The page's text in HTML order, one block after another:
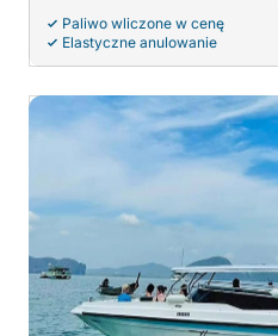
Paliwo wliczone w cenę
Elastyczne anulowanie